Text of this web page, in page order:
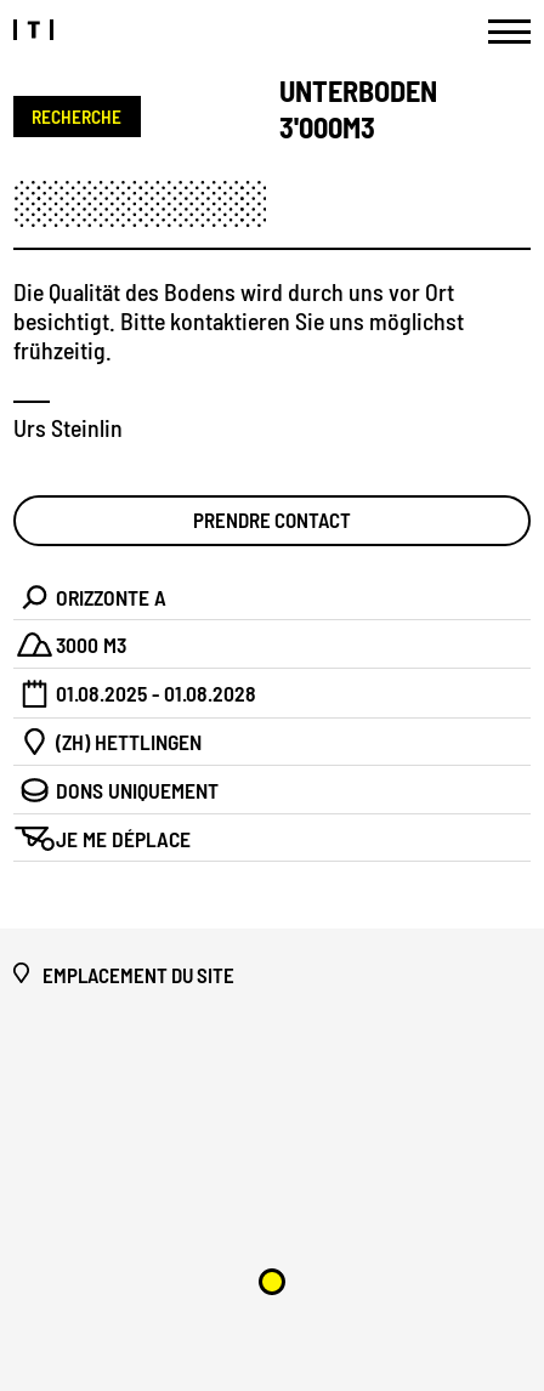
RECHERCHE
UNTERBODEN
3'000M3
Die Qualität des Bodens wird durch uns vor Ort
besichtigt. Bitte kontaktieren Sie uns möglichst
frühzeitig.
Urs Steinlin
PRENDRE CONTACT
ORIZZONTE A
3000 M3
01.08.2025 - 01.08.2028
(ZH) HETTLINGEN
DONS UNIQUEMENT
JE ME DÉPLACE
EMPLACEMENT DU SITE